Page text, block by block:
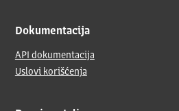
Dokumentacija
API dokumentacija
Uslovi korišćenja